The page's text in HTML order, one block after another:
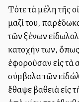
Τότε τὰ μέλη τῆς
μαζί του,
τῶν ξένων
κατοχήν των,
ἐφοροῦσαν εἰς τὰ
σύμβολα τῶν
ἔθαψε βαθειὰ εἰς